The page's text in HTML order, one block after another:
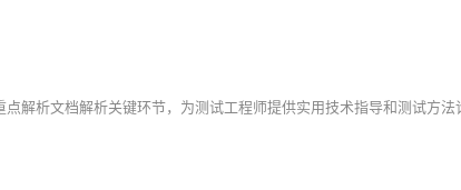
解析文档解析关键环节，为测试工程师提供实用技术指导和测试方法